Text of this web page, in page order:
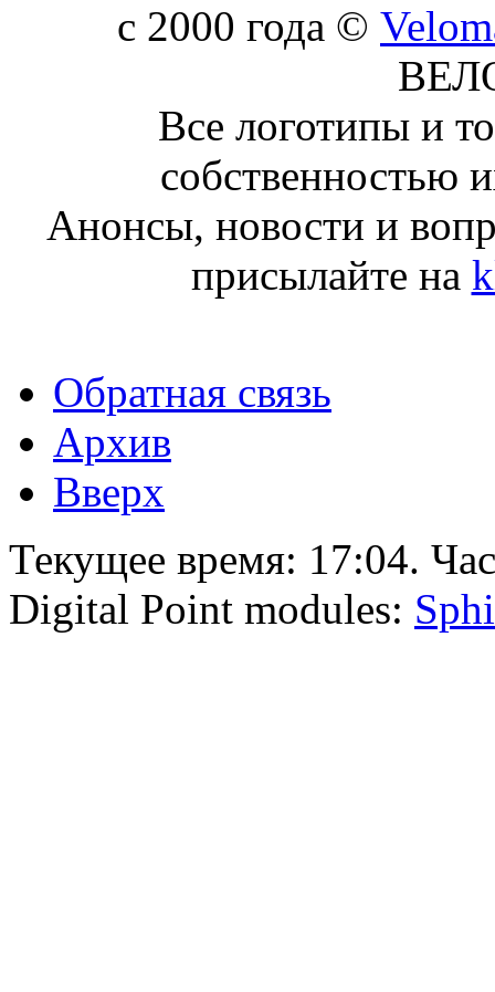
c 2000 года ©
Все логотипы и
собственностью
Анонсы, новости и
присылайте на
Обратная связь
Архив
Вверх
Текущее время: 17:04.
Digital Point modules: